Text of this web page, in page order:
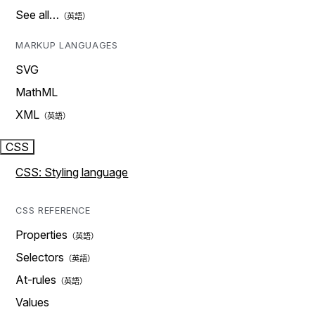
See all…
MARKUP LANGUAGES
SVG
MathML
XML
CSS
CSS: Styling language
CSS REFERENCE
Properties
Selectors
At-rules
Values